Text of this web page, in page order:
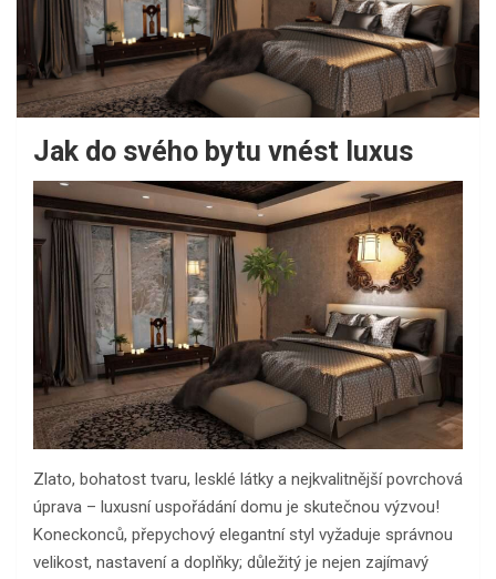
Jak do svého bytu vnést luxus
Zlato, bohatost tvaru, lesklé látky a nejkvalitnější povrchová
úprava – luxusní uspořádání domu je skutečnou výzvou!
Koneckonců, přepychový elegantní styl vyžaduje správnou
velikost, nastavení a doplňky; důležitý je nejen zajímavý